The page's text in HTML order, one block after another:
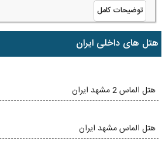
توضیحات کامل
هتل های داخلی ایران
هتل الماس 2 مشهد ایران
هتل الماس مشهد ایران